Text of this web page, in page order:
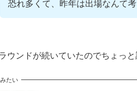
恐れ多くて、昨年は出場なんて
ウンドが続いていたのでちょっ
たい